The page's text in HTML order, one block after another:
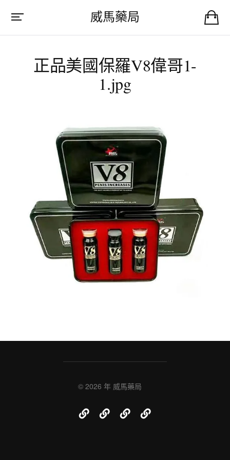
威馬藥局
正品美國保羅V8偉哥1-
1.jpg
© 2026 年 威馬藥局